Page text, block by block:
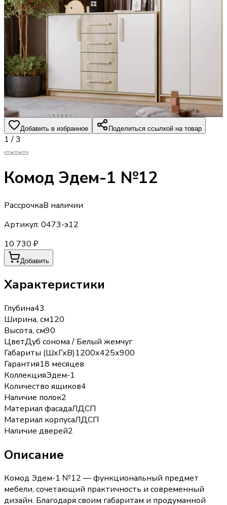
Добавить в избранное Поделиться ссылкой на товар
1 /3
Комод Эдем-1 №12
РассрочкаВ наличии
Артикул: 0473-э12
10 730 ₽
Добавить
Характеристики
Глубина43
Ширина, см120
Высота, см90
ЦветДуб сонома / Белый жемчуг
Габариты (ШхГхВ)1200х425х900
Гарантия18 месяцев
КоллекцияЭдем-1
Количество ящиков4
Наличие полок2
Материал фасадаЛДСП
Материал корпусаЛДСП
Наличие дверей2
Описание
Комод Эдем-1 №12 — функциональный предмет
мебели, сочетающий практичность и современный
дизайн. Благодаря своим габаритам и продуманной